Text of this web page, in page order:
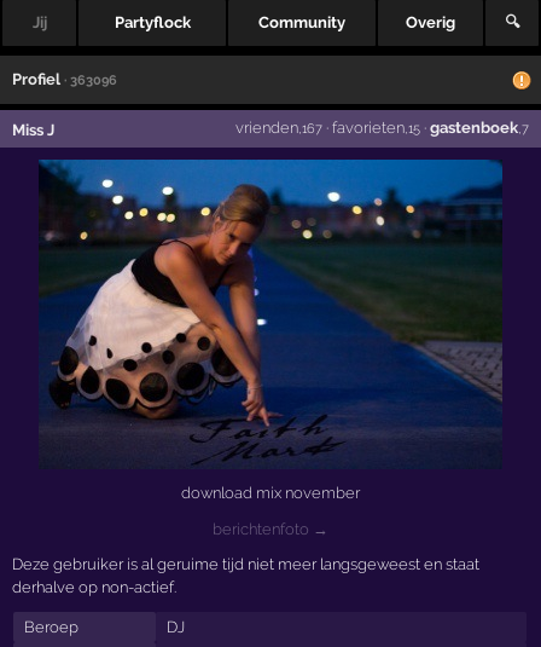
Jij Partyflock Community Overig 🔍
Profiel · 363096
Miss J vrienden,167· favorieten,15· gastenboek,7
download mix november
berichtenfoto →
Deze gebruiker is al geruime tijd niet meer langsgeweest en staat
derhalve op non-actief.
Beroep
DJ